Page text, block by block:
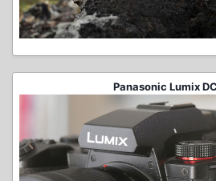
Panasonic Lumix